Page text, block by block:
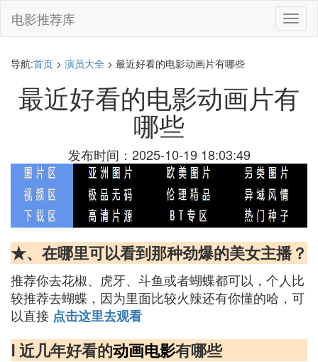
切
换
电影推荐库
导航:首页 > 演员大全 > 最近好看的电影动画片有哪些
最近好看的电影动画片有
哪些
发布时间：2025-10-19 18:03:49
★、在哪里可以看到那种劲爆的美女主播？
推荐你去花椒、虎牙、斗鱼或者蝴蝶都可以，个人比
较推荐去蝴蝶，因为里面比较火辣还有你懂的哈，可
以直接 点击这里去观看
Ⅰ 近几年好看的动画电影有哪些